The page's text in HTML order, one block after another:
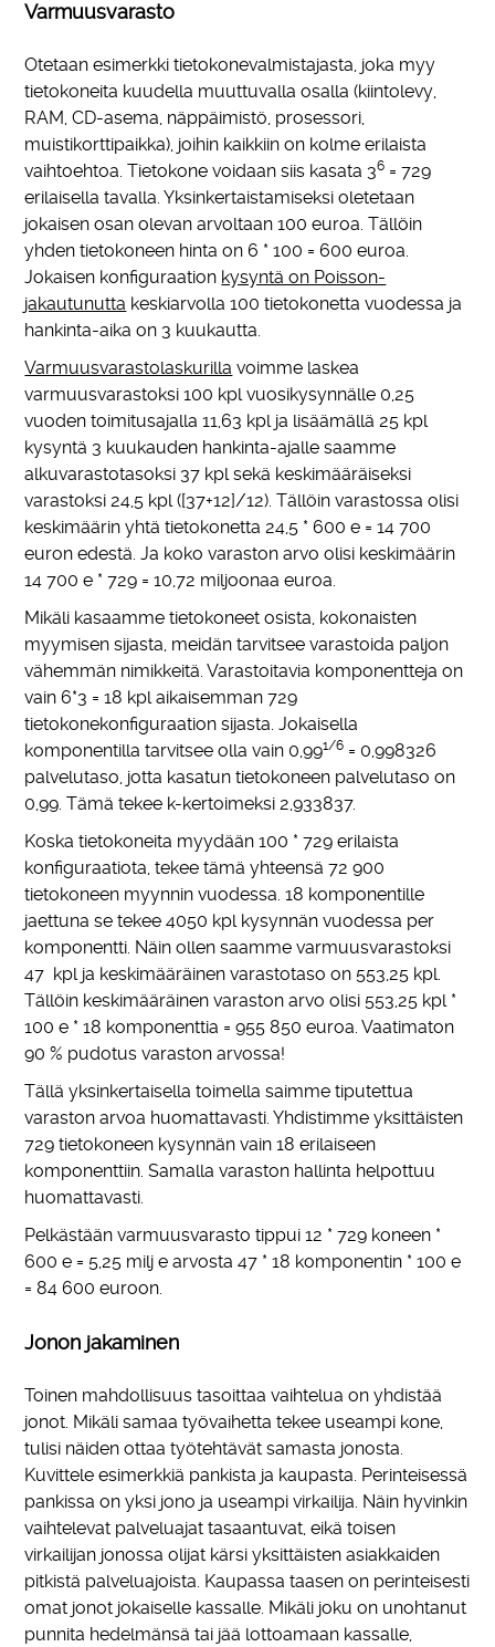
Varmuusvarasto
Otetaan esimerkki tietokonevalmistajasta, joka myy
tietokoneita kuudella muuttuvalla osalla (kiintolevy,
RAM, CD-asema, näppäimistö, prosessori,
muistikorttipaikka), joihin kaikkiin on kolme erilaista
vaihtoehtoa. Tietokone voidaan siis kasata 36 = 729
erilaisella tavalla. Yksinkertaistamiseksi oletetaan
jokaisen osan olevan arvoltaan 100 euroa. Tällöin
yhden tietokoneen hinta on 6 * 100 = 600 euroa.
Jokaisen konfiguraation kysyntä on Poisson-
jakautunutta keskiarvolla 100 tietokonetta vuodessa ja
hankinta-aika on 3 kuukautta.
Varmuusvarastolaskurilla voimme laskea
varmuusvarastoksi 100 kpl vuosikysynnälle 0,25
vuoden toimitusajalla 11,63 kpl ja lisäämällä 25 kpl
kysyntä 3 kuukauden hankinta-ajalle saamme
alkuvarastotasoksi 37 kpl sekä keskimääräiseksi
varastoksi 24,5 kpl ([37+12]/12). Tällöin varastossa olisi
keskimäärin yhtä tietokonetta 24,5 * 600 e = 14 700
euron edestä. Ja koko varaston arvo olisi keskimäärin
14 700 e * 729 = 10,72 miljoonaa euroa.
Mikäli kasaamme tietokoneet osista, kokonaisten
myymisen sijasta, meidän tarvitsee varastoida paljon
vähemmän nimikkeitä. Varastoitavia komponentteja on
vain 6*3 = 18 kpl aikaisemman 729
tietokonekonfiguraation sijasta. Jokaisella
komponentilla tarvitsee olla vain 0,991/6 = 0,998326
palvelutaso, jotta kasatun tietokoneen palvelutaso on
0,99. Tämä tekee k-kertoimeksi 2,933837.
Koska tietokoneita myydään 100 * 729 erilaista
konfiguraatiota, tekee tämä yhteensä 72 900
tietokoneen myynnin vuodessa. 18 komponentille
jaettuna se tekee 4050 kpl kysynnän vuodessa per
komponentti. Näin ollen saamme varmuusvarastoksi
47 kpl ja keskimääräinen varastotaso on 553,25 kpl.
Tällöin keskimääräinen varaston arvo olisi 553,25 kpl *
100 e * 18 komponenttia = 955 850 euroa. Vaatimaton
90 % pudotus varaston arvossa!
Tällä yksinkertaisella toimella saimme tiputettua
varaston arvoa huomattavasti. Yhdistimme yksittäisten
729 tietokoneen kysynnän vain 18 erilaiseen
komponenttiin. Samalla varaston hallinta helpottuu
huomattavasti.
Pelkästään varmuusvarasto tippui 12 * 729 koneen *
600 e = 5,25 milj e arvosta 47 * 18 komponentin * 100 e
= 84 600 euroon.
Jonon jakaminen
Toinen mahdollisuus tasoittaa vaihtelua on yhdistää
jonot. Mikäli samaa työvaihetta tekee useampi kone,
tulisi näiden ottaa työtehtävät samasta jonosta.
Kuvittele esimerkkiä pankista ja kaupasta. Perinteisessä
pankissa on yksi jono ja useampi virkailija. Näin hyvinkin
vaihtelevat palveluajat tasaantuvat, eikä toisen
virkailijan jonossa olijat kärsi yksittäisten asiakkaiden
pitkistä palveluajoista. Kaupassa taasen on perinteisesti
omat jonot jokaiselle kassalle. Mikäli joku on unohtanut
punnita hedelmänsä tai jää lottoamaan kassalle,